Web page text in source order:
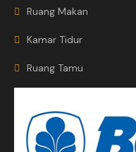
Ruang Makan
Kamar Tidur
Ruang Tamu